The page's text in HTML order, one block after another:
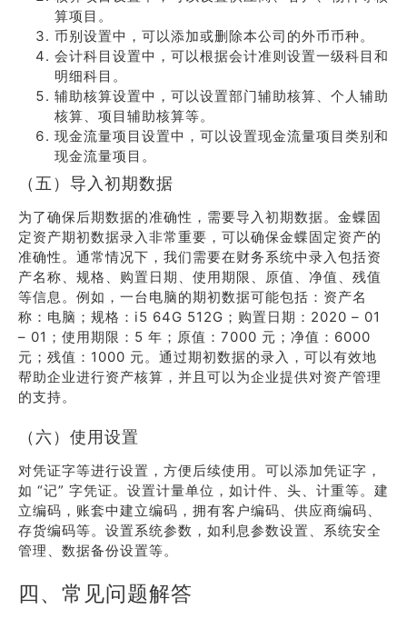
算项目。
币别设置中，可以添加或删除本公司的外币币种。
会计科目设置中，可以根据会计准则设置一级科目和
明细科目。
辅助核算设置中，可以设置部门辅助核算、个人辅助
核算、项目辅助核算等。
现金流量项目设置中，可以设置现金流量项目类别和
现金流量项目。
（五）导入初期数据
为了确保后期数据的准确性，需要导入初期数据。金蝶固
定资产期初数据录入非常重要，可以确保金蝶固定资产的
准确性。通常情况下，我们需要在财务系统中录入包括资
产名称、规格、购置日期、使用期限、原值、净值、残值
等信息。例如，一台电脑的期初数据可能包括：资产名
称：电脑；规格：i5 64G 512G；购置日期：2020 – 01
– 01；使用期限：5 年；原值：7000 元；净值：6000
元；残值：1000 元。通过期初数据的录入，可以有效地
帮助企业进行资产核算，并且可以为企业提供对资产管理
的支持。
（六）使用设置
对凭证字等进行设置，方便后续使用。可以添加凭证字，
如 “记” 字凭证。设置计量单位，如计件、头、计重等。建
立编码，账套中建立编码，拥有客户编码、供应商编码、
存货编码等。设置系统参数，如利息参数设置、系统安全
管理、数据备份设置等。
四、常见问题解答